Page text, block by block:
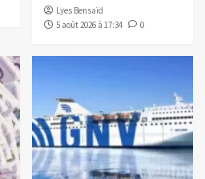
Lyes Bensaïd
5 août 2026 à 17:34
0